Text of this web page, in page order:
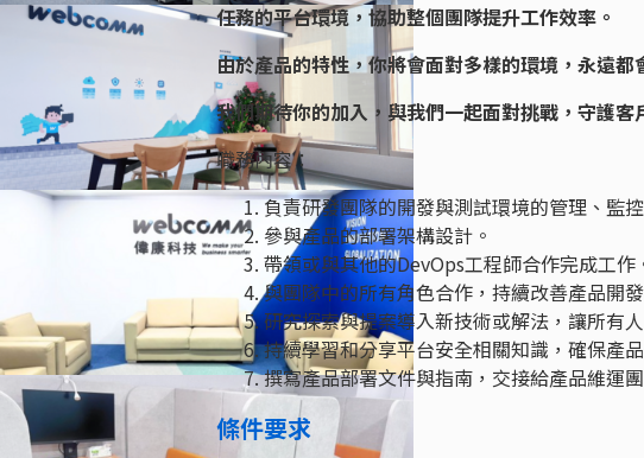
任務的平台環境，協助整個團隊提升工作效率。
由於產品的特性，你將會面對多樣的環境，永遠都
我們期待你的加入，與我們一起面對挑戰，守護客
職務內容：
負責研發團隊的開發與測試環境的管理、監
參與產品的部署架構設計。
帶領或與其他的DevOps工程師合作完成工作
與團隊中的所有角色合作，持續改善產品開
研究探索與提案導入新技術或解法，讓所有
持續學習和分享平台安全相關知識，確保產
撰寫產品部署文件與指南，交接給產品維運
條件要求